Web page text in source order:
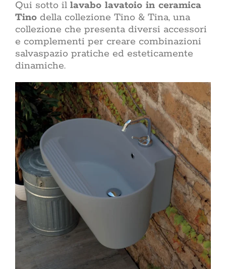
Qui sotto il lavabo lavatoio in ceramica
Tino della collezione Tino & Tina, una
collezione che presenta diversi accessori
e complementi per creare combinazioni
salvaspazio pratiche ed esteticamente
dinamiche.